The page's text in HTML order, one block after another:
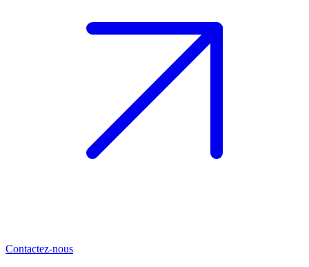
Contactez-nous